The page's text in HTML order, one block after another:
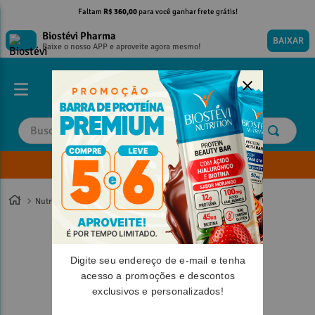
Faltam R$ 360,00para você ganhar frete grátis!
Biostévi Pharma
Baixe o nosso APP e aproveite agora mesmo! BAIXAR
Buscar
Envie sua Receita
Nutrition
TERMOS MAIS BUSCADOS
magnesio
omega 3
tadalafila
minoxidil
TERMOS MAIS BUSCADOS
magnesio
omega 3
tadalafila
minoxidilDigite seu endereço de e-mail e tenha
acesso a promoções e descontos
exclusivos e personalizados!